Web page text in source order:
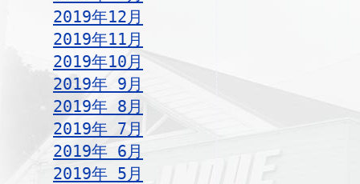
2019年12月
2019年11月
2019年10月
2019年 9月
2019年 8月
2019年 7月
2019年 6月
2019年 5月